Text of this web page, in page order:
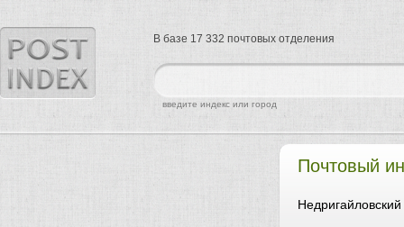
Почтовый
найти
введите индекс или город
В базе 17 332 почтовых отделения